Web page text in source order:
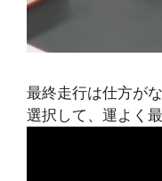
最終走行は仕方が
選択して、運よく